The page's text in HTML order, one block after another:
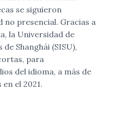
se siguieron
no presencial. Gracias a
la Universidad de
Shanghái (SISU),
para
del idioma, a más de
el 2021.